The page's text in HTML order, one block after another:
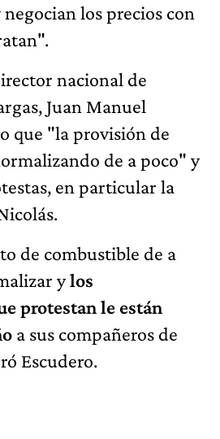
los precios con
nacional de
Juan Manuel
que "la provisión de
de a poco" y
en particular la
de combustible de a
ylos
protestan le están
a sus compañeros de
Escudero.